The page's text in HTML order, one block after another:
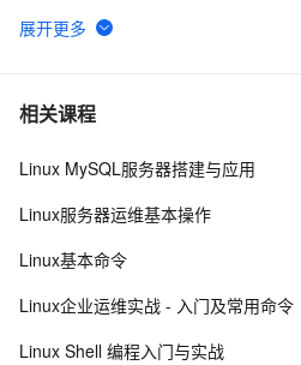
6
OpenJDK 的 RISC-V 生态实践：
7 带你读《云原生机密计算最佳实
8 M1 macos docker获取x86 x64
10 Linux版百度网盘丨直接在服务器
相关课程
Linux MySQL服务器搭建与应用
Linux服务器运维基本操作
Linux基本命令
Linux企业运维实战 - 入门及常用命令
Linux Shell 编程入门与实战